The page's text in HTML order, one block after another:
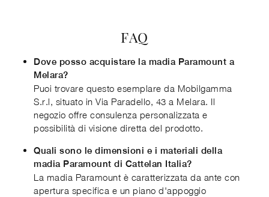
FAQ
Dove posso acquistare la madia Paramount a
Melara?
Puoi trovare questo esemplare da Mobilgamma
S.r.l, situato in Via Paradello, 43 a Melara. Il
negozio offre consulenza personalizzata e
possibilità di visione diretta del prodotto.
Quali sono le dimensioni e i materiali della
madia Paramount di Cattelan Italia?
La madia Paramount è caratterizzata da ante con
apertura specifica e un piano d'appoggio